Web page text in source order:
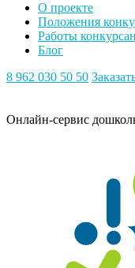
О проекте
Положения
Работы
Блог
8 962 030 50 50
Онлайн-сервис